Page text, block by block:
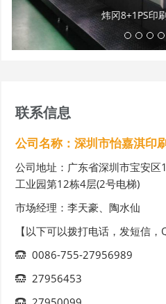
国外
联系信息
公司名称：深圳市怡嘉淇印
公司地址：广东省深圳市宝安
工业园第12栋4层(2号电梯)
市场经理：李天豪、陶水仙
【以下可以拨打电话，发短信，
0086-755-27956989
27956453